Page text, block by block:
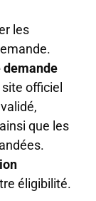
les
officiel
que les
éligibilité.